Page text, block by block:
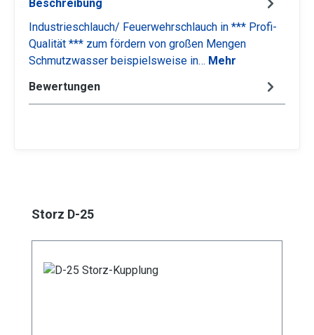
Beschreibung
Industrieschlauch/ Feuerwehrschlauch in *** Profi-
Qualität *** zum fördern von großen Mengen
Schmutzwasser beispielsweise in… Mehr
Bewertungen
Produktgalerie überspringen
Storz D-25